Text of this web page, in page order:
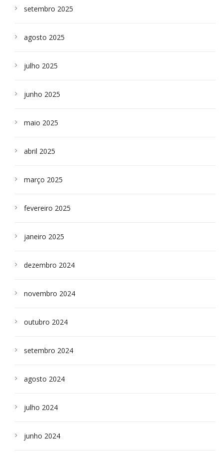
setembro 2025
agosto 2025
julho 2025
junho 2025
maio 2025
abril 2025
março 2025
fevereiro 2025
janeiro 2025
dezembro 2024
novembro 2024
outubro 2024
setembro 2024
agosto 2024
julho 2024
junho 2024